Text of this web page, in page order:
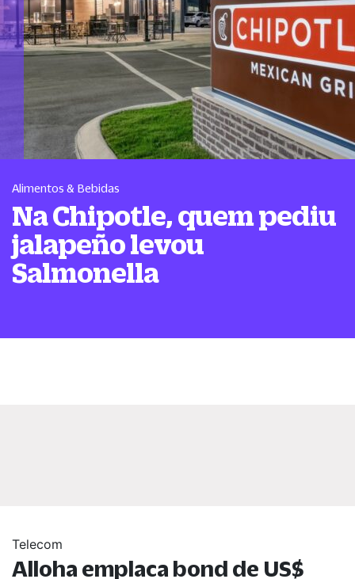
Alimentos & Bebidas
Na Chipotle, quem pediu
jalapeño levou
Salmonella
Telecom
Alloha emplaca bond de US$